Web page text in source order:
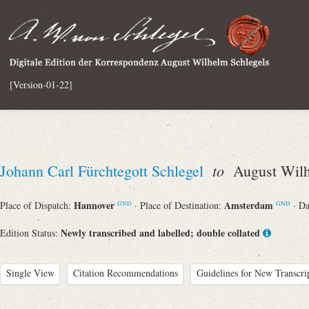
[Version-01-22]
Johann Carl Fürchtegott Schlegel toAugust
Place of Dispatch: Hannover GND · Place of Destination: Amsterdam GND ·
Edition Status: Newly transcribed and labelled; double collated
Single View Citation Recommendations Guidelines for New